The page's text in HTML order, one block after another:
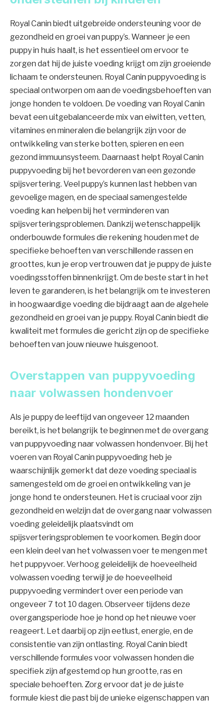
Royal Canin biedt uitgebreide ondersteuning voor de
gezondheid en groei van puppy’s. Wanneer je een
puppy in huis haalt, is het essentieel om ervoor te
zorgen dat hij de juiste voeding krijgt om zijn groeiende
lichaam te ondersteunen. Royal Canin puppyvoeding is
speciaal ontworpen om aan de voedingsbehoeften van
jonge honden te voldoen. De voeding van Royal Canin
bevat een uitgebalanceerde mix van eiwitten, vetten,
vitamines en mineralen die belangrijk zijn voor de
ontwikkeling van sterke botten, spieren en een
gezond immuunsysteem. Daarnaast helpt Royal Canin
puppyvoeding bij het bevorderen van een gezonde
spijsvertering. Veel puppy’s kunnen last hebben van
gevoelige magen, en de speciaal samengestelde
voeding kan helpen bij het verminderen van
spijsverteringsproblemen. Dankzij wetenschappelijk
onderbouwde formules die rekening houden met de
specifieke behoeften van verschillende rassen en
groottes, kun je erop vertrouwen dat je puppy de juiste
voedingsstoffen binnenkrijgt. Om de beste start in het
leven te garanderen, is het belangrijk om te investeren
in hoogwaardige voeding die bijdraagt aan de algehele
gezondheid en groei van je puppy. Royal Canin biedt die
kwaliteit met formules die gericht zijn op de specifieke
behoeften van jouw nieuwe huisgenoot.
Overstappen van puppyvoeding
naar volwassen hondenvoer
Als je puppy de leeftijd van ongeveer 12 maanden
bereikt, is het belangrijk te beginnen met de overgang
van puppyvoeding naar volwassen hondenvoer. Bij het
voeren van Royal Canin puppyvoeding heb je
waarschijnlijk gemerkt dat deze voeding speciaal is
samengesteld om de groei en ontwikkeling van je
jonge hond te ondersteunen. Het is cruciaal voor zijn
gezondheid en welzijn dat de overgang naar volwassen
voeding geleidelijk plaatsvindt om
spijsverteringsproblemen te voorkomen. Begin door
een klein deel van het volwassen voer te mengen met
het puppyvoer. Verhoog geleidelijk de hoeveelheid
volwassen voeding terwijl je de hoeveelheid
puppyvoeding vermindert over een periode van
ongeveer 7 tot 10 dagen. Observeer tijdens deze
overgangsperiode hoe je hond op het nieuwe voer
reageert. Let daarbij op zijn eetlust, energie, en de
consistentie van zijn ontlasting. Royal Canin biedt
verschillende formules voor volwassen honden die
specifiek zijn afgestemd op hun grootte, ras en
speciale behoeften. Zorg ervoor dat je de juiste
formule kiest die past bij de unieke eigenschappen van